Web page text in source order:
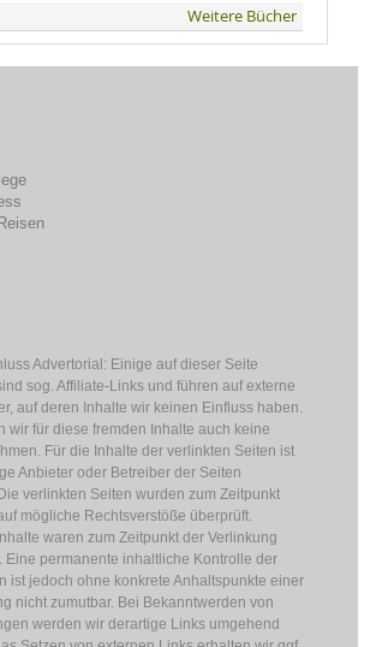
Weitere Bücher
Advertorial: Einige auf dieser Seite
sog. Affiliate-Links und führen auf externe
auf deren Inhalte wir keinen Einfluss haben.
wir für diese fremden Inhalte auch keine
Für die Inhalte der verlinkten Seiten ist
Anbieter oder Betreiber der Seiten
verlinkten Seiten wurden zum Zeitpunkt
mögliche Rechtsverstöße überprüft.
waren zum Zeitpunkt der Verlinkung
Eine permanente inhaltliche Kontrolle der
ist jedoch ohne konkrete Anhaltspunkte einer
nicht zumutbar. Bei Bekanntwerden von
werden wir derartige Links umgehend